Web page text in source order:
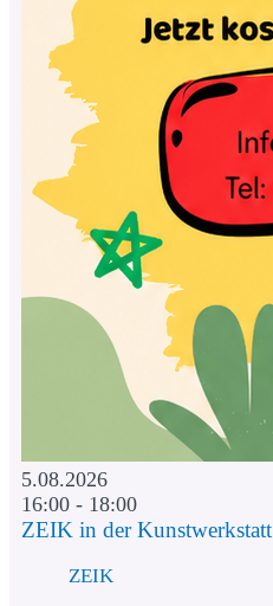
5.08.2026
16:00 - 18:00
ZEIK in der Kunstwerkstatt
ZEIK